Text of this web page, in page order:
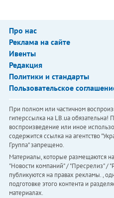
Про нас
Реклама на сайте
Ивенты
Редакция
Политики и стандарты
Пользовательское
При полном или частичном
гиперссылка на LB.ua обязательна!
воспроизведение или иное
содержится ссылка на агентство
Группа" запрещено.
Материалы, которые размещаются
"Новости компаний" / "Пресрелиз" /
публикуются на правах рекламы. ,
подготовке этого контента и
материалах.